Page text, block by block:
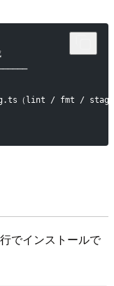
lint / fmt / staged
でインストールで